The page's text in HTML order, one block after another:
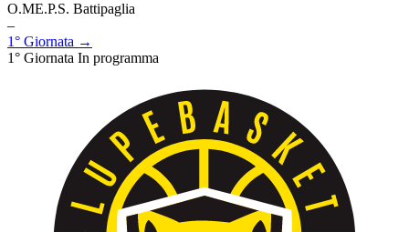
O.ME.P.S. Battipaglia
–
1° Giornata →
1° Giornata In programma